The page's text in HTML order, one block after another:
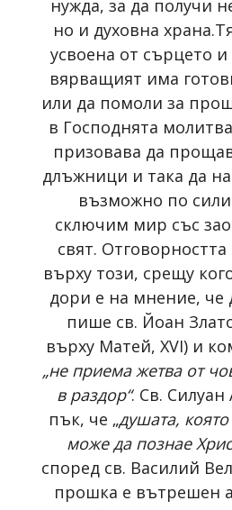
нужда, за да получи
но и духовна
усвоена от сърцето и
вярващият има
или да помоли за
в Господнята
призовава да
длъжници и така да
възможно по
сключим мир със
свят.
върху този, срещу
дори е на мнение, че
пише св. Йоан
върху Матей, XVI) и
„не приема жетва от
в раздор“. Св. Силуан
пък, че „душата,
може да познае
според св. Василий
прошка е вътрешен